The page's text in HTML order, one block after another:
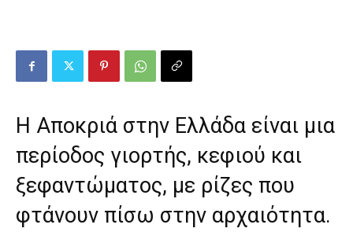
Η Αποκριά στην Ελλάδα είναι μια
περίοδος γιορτής, κεφιού και
ξεφαντώματος, με ρίζες που
φτάνουν πίσω στην αρχαιότητα.